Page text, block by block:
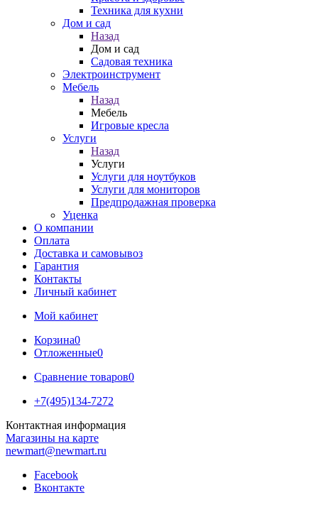
Техника для кухни
Дом и сад
Назад
Дом и сад
Садовая техника
Электроинструмент
Мебель
Назад
Мебель
Игровые кресла
Услуги
Назад
Услуги
Услуги для ноутбуков
Услуги для мониторов
Предпродажная проверка
Уценка
О компании
Оплата
Доставка и самовывоз
Гарантия
Контакты
Личный кабинет
Мой кабинет
Корзина0
Отложенные0
Сравнение товаров0
+7(495)134-7272
Контактная информация
Магазины на карте
newmart@newmart.ru
Facebook
Вконтакте